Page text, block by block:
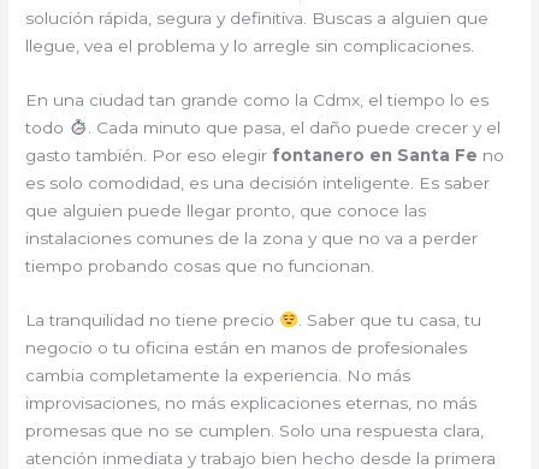
solución rápida, segura y definitiva. Buscas a alguien que
llegue, vea el problema y lo arregle sin complicaciones.
En una ciudad tan grande como la Cdmx, el tiempo lo es
todo
. Cada minuto que pasa, el daño puede crecer y el
gasto también. Por eso elegir fontanero en Santa Fe no
es solo comodidad, es una decisión inteligente. Es saber
que alguien puede llegar pronto, que conoce las
instalaciones comunes de la zona y que no va a perder
tiempo probando cosas que no funcionan.
La tranquilidad no tiene precio
. Saber que tu casa, tu
negocio o tu oficina están en manos de profesionales
cambia completamente la experiencia. No más
improvisaciones, no más explicaciones eternas, no más
promesas que no se cumplen. Solo una respuesta clara,
atención inmediata y trabajo bien hecho desde la primera